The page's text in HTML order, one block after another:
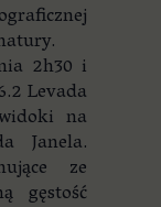
2h30 i
Levada
na
Janela.
ze
gęstość